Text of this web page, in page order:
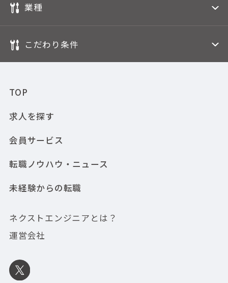
業種
こだわり条件
TOP
求人を探す
会員サービス
転職ノウハウ・ニュース
未経験からの転職
ネクストエンジニアとは？
運営会社